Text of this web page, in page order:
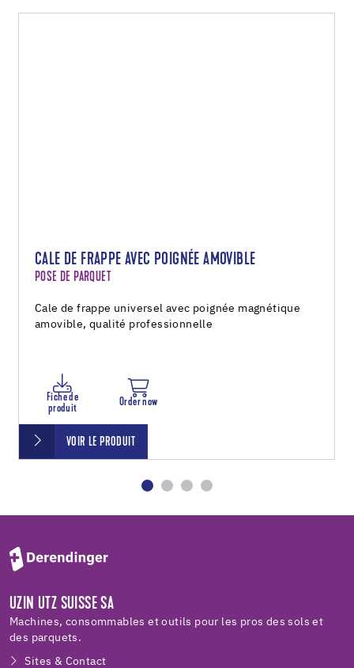
CALE DE FRAPPE AVEC POIGNÉE AMOVIBLE
POSE DE PARQUET
Cale de frappe universel avec poignée magnétique
amovible, qualité professionnelle
Fiche de
produit
Order now
VOIR LE PRODUIT
UZIN UTZ SUISSE SA
Machines, consommables et outils pour les pros des sols et
des parquets.
Sites & Contact